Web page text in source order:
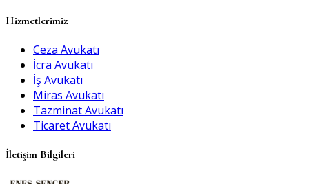
Hizmetlerimiz
Ceza Avukatı
İcra Avukatı
İş Avukatı
Miras Avukatı
Tazminat Avukatı
Ticaret Avukatı
İletişim Bilgileri